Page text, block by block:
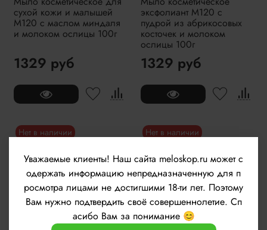
сухой кожи и малышей
M120 с маслом миндаля
и молоком ослицы 100г
1329 руб
эксфолиант M120 с
пудрой из абрикосовых
косточек и молоком
ослицы 100г
1329 руб
Нет в наличии Нет в наличии
Уважаемые клиенты! Наш сайта meloskop.ru может с
одержать информацию непредназначенную для п
росмотра лицами не достигшими 18-ти лет. Поэтому
Вам нужно подтвердить своё совершеннолетие. Сп
асибо Вам за понимание 😊